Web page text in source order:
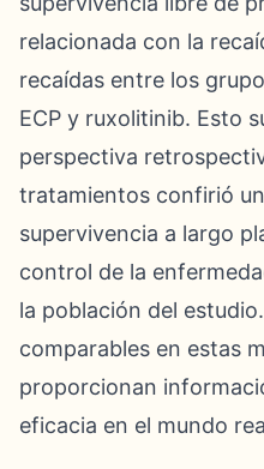
relacionada con la
recaídas entre los
ECP y ruxolitinib. Esto
perspectiva
tratamientos confirió
supervivencia a largo
control de la
la población del
comparables en estas
proporcionan
eficacia en el mundo